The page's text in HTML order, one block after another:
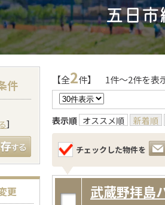
五日
【全2件】 1件〜2件を表
表示順 オススメ順 新着順
チェックした物件を
武蔵野拝島
件
］
更